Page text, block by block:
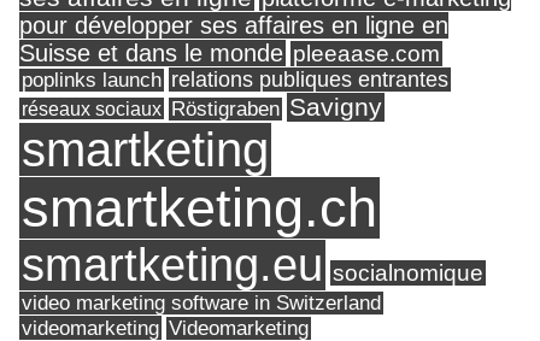
pour développer ses affaires en ligne en
Suisse et dans le monde pleeaase.com
poplinks launch relations publiques entrantes
réseaux sociaux Röstigraben Savigny
smartketing
smartketing.ch
smartketing.eu socialnomique
video marketing software in Switzerland
videomarketing Videomarketing